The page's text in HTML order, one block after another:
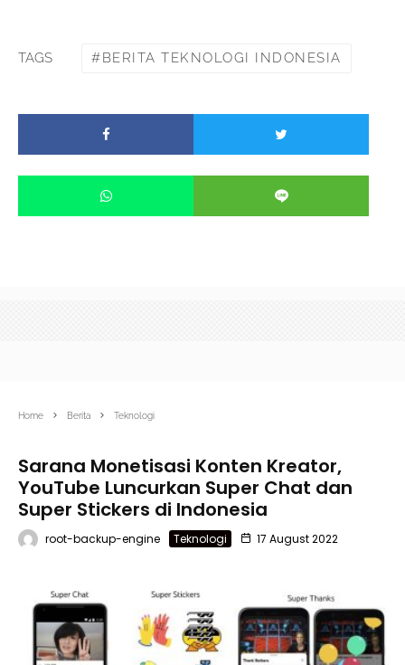
TAGS BERITA TEKNOLOGI INDONESIA
Home Berita Teknologi
Sarana Monetisasi Konten Kreator,
YouTube Luncurkan Super Chat dan
Super Stickers di Indonesia
root-backup-engine Teknologi 17 August 2022